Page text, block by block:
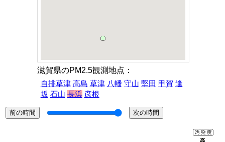
滋賀県のPM2.5観測地点：
自排草津 高島 草津 八幡 守山 堅田 甲賀 逢
坂 石山 長浜 彦根